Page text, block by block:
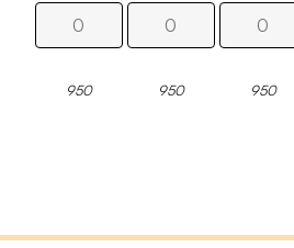
950 950 950